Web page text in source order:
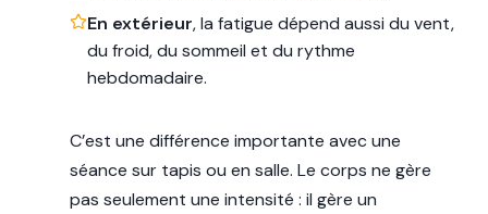
En extérieur, la fatigue dépend aussi du vent,
du froid, du sommeil et du rythme
hebdomadaire.
C’est une différence importante avec une
séance sur tapis ou en salle. Le corps ne gère
pas seulement une intensité : il gère un